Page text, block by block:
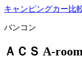
キャンピングカー比
バンコン
ＡＣＳ A-room